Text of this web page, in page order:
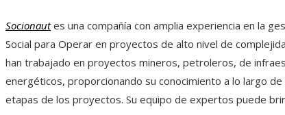
Socionaut es una compañía con amplia experiencia en la
Social para Operar en proyectos de alto nivel de
han trabajado en proyectos mineros, petroleros, de
energéticos, proporcionando su conocimiento a lo largo
etapas de los proyectos. Su equipo de expertos puede